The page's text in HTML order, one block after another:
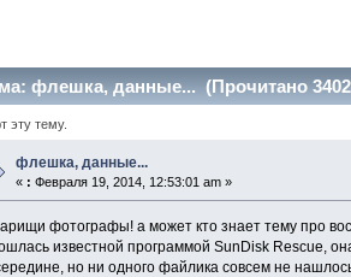
флешка, данные... (Прочитано
эту тему.
флешка, данные...
« : Февраля 19, 2014, 12:53:01 am »
фотографы! а может кто знает тему про
известной программой SunDisk Rescue,
но ни одного файлика совсем не